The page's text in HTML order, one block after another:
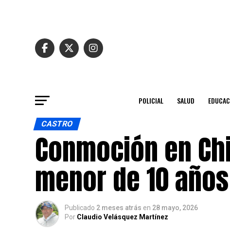
POLICIAL SALUD
CASTRO
Conmoción en
menor de 10
Publicado 2 meses atrás en 28 mayo, 2026
Por Claudio Velásquez Martínez